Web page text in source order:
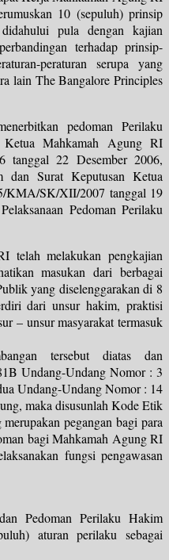
10 (sepuluh) prinsip
pula dengan kajian
terhadap prinsip-
peraturan serupa yang
lain The Bangalore Principles
pedoman Perilaku
Mahkamah Agung RI
22 Desember 2006,
dan Surat Keputusan Ketua
KMA/SK/XII/2007 tanggal 19
Pedoman Perilaku
telah melakukan pengkajian
masukan dari berbagai
yang diselenggarakan di 8
dari unsur hakim, praktisi
– unsur masyarakat termasuk
tersebut diatas dan
Undang-Undang Nomor : 3
Undang-Undang Nomor : 14
maka disusunlah Kode Etik
pegangan bagi para
bagi Mahkamah Agung RI
fungsi pengawasan
Pedoman Perilaku Hakim
aturan perilaku sebagai